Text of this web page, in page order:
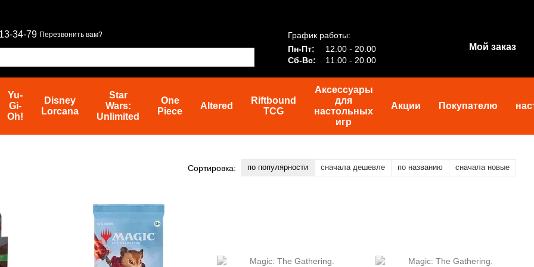
34-79 Перезвонить вам?
График работы:
Пн-Пт:
12.00 - 20.00
Сб-Вс:
11.00 - 20.00
Мой заказ
Yu-
Gi-
Oh!
Disney
Lorcana
Star
Wars:
Unlimited
One
Piece
Altered
Riftbound
TCG
Аксессуары
для
настольных
игр
Акции Покупателю
Сортировка: по популярности сначала дешевле по названию сначала новые